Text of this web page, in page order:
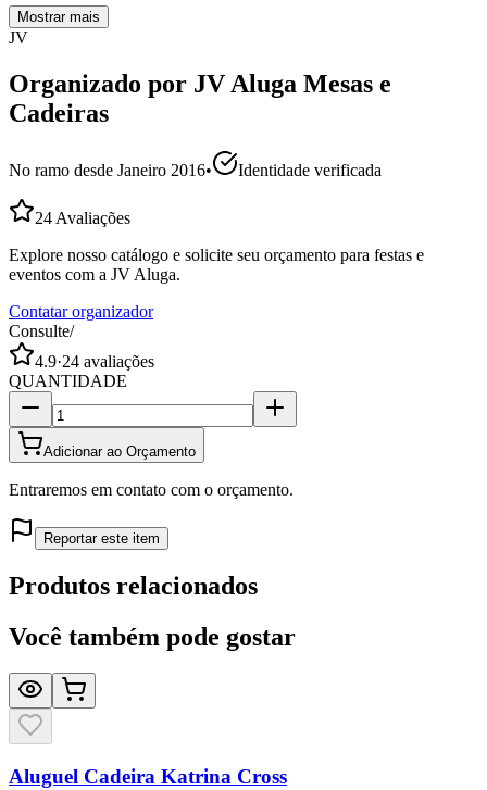
Mostrar mais
JV
Organizado por JV Aluga Mesas e
Cadeiras
No ramo desde Janeiro 2016• Identidade verificada
24 Avaliações
Explore nosso catálogo e solicite seu orçamento para festas e
eventos com a JV Aluga.
Contatar organizador
Consulte/
4.9·24 avaliações
QUANTIDADE
Adicionar ao Orçamento
Entraremos em contato com o orçamento.
Reportar este item
Produtos relacionados
Você também pode gostar
Aluguel Cadeira Katrina Cross